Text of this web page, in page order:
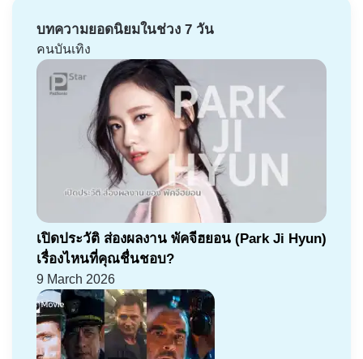
บทความยอดนิยมในช่วง 7 วัน
คนบันเทิง
เปิดประวัติ ส่องผลงาน พัคจีฮยอน (Park Ji Hyun)
เรื่องไหนที่คุณชื่นชอบ?
9 March 2026